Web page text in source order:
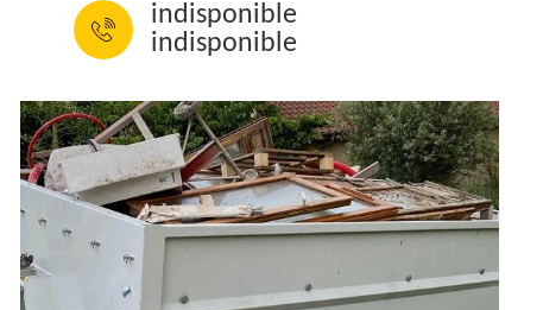
indisponible
indisponible